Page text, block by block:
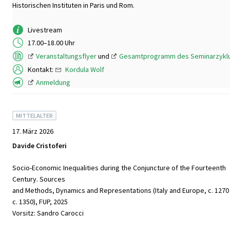
Historischen Instituten in Paris und Rom.
Livestream
17.00–18.00 Uhr
Veranstaltungsflyerund
Gesamtprogramm des
Kontakt:
Kordula Wolf
Anmeldung
MITTELALTER
17. März 2026
Davide Cristoferi
Socio-Economic Inequalities during the Conjuncture of the Fourteenth
Century. Sources
and Methods, Dynamics and Representations (Italy and Europe, c. 1270
c. 1350), FUP, 2025
Vorsitz: Sandro Carocci